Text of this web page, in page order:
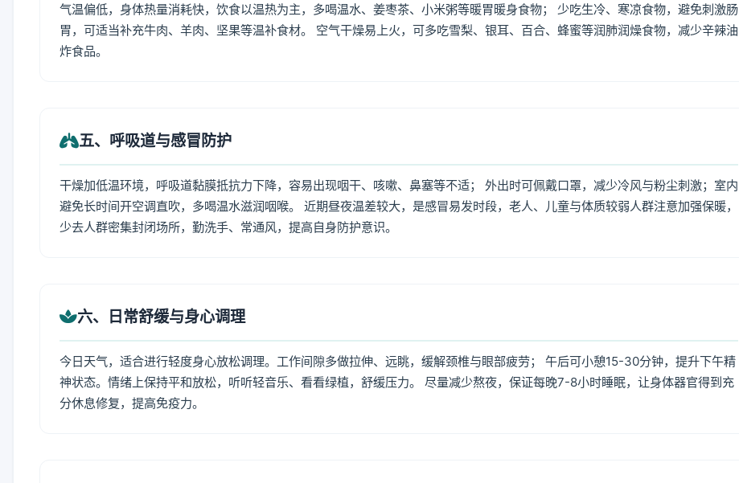
气温偏低，身体热量消耗快，饮食以温热为主，多喝温水、姜枣茶、小米粥等暖胃暖身食物； 少吃生冷、寒凉食物，避免刺激肠
胃，可适当补充牛肉、羊肉、坚果等温补食材。 空气干燥易上火，可多吃雪梨、银耳、百合、蜂蜜等润肺润燥食物，减少辛辣油
炸食品。
五、呼吸道与感冒防护
干燥加低温环境，呼吸道黏膜抵抗力下降，容易出现咽干、咳嗽、鼻塞等不适； 外出时可佩戴口罩，减少冷风与粉尘刺激；室内
避免长时间开空调直吹，多喝温水滋润咽喉。 近期昼夜温差较大，是感冒易发时段，老人、儿童与体质较弱人群注意加强保暖，
少去人群密集封闭场所，勤洗手、常通风，提高自身防护意识。
六、日常舒缓与身心调理
今日天气，适合进行轻度身心放松调理。工作间隙多做拉伸、远眺，缓解颈椎与眼部疲劳； 午后可小憩15-30分钟，提升下午精
神状态。情绪上保持平和放松，听听轻音乐、看看绿植，舒缓压力。 尽量减少熬夜，保证每晚7-8小时睡眠，让身体器官得到充
分休息修复，提高免疫力。